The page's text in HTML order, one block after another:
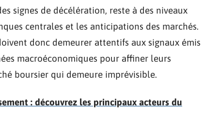
signes de décélération, reste à des niveaux
centrales et les anticipations des marchés.
donc demeurer attentifs aux signaux émis
macroéconomiques pour affiner leurs
boursier qui demeure imprévisible.
: découvrez les principaux acteurs du